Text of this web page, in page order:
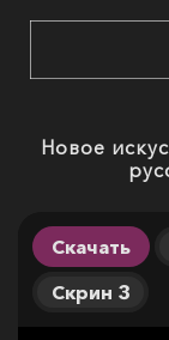
Новое
Скачать
Скрин 3